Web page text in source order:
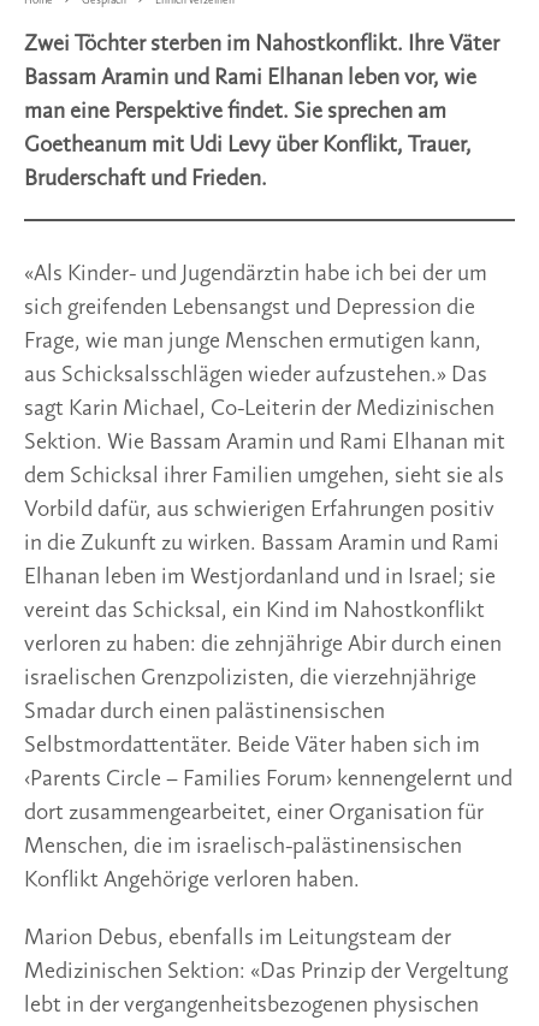
Zwei Töchter sterben im Nahostkonflikt. Ihre Väter
Bassam Aramin und Rami Elhanan leben vor, wie
man eine Perspektive findet. Sie sprechen am
Goetheanum mit Udi Levy über Konflikt, Trauer,
Bruderschaft und Frieden.
«Als Kinder- und Jugendärztin habe ich bei der um
sich greifenden Lebensangst und Depression die
Frage, wie man junge Menschen ermutigen kann,
aus Schicksalsschlägen wieder aufzustehen.» Das
sagt Karin Michael, Co-Leiterin der Medizinischen
Sektion. Wie Bassam Aramin und Rami Elhanan mit
dem Schicksal ihrer Familien umgehen, sieht sie als
Vorbild dafür, aus schwierigen Erfahrungen positiv
in die Zukunft zu wirken. Bassam Aramin und Rami
Elhanan leben im Westjordanland und in Israel; sie
vereint das Schicksal, ein Kind im Nahostkonflikt
verloren zu haben: die zehnjährige Abir durch einen
israelischen Grenzpolizisten, die vierzehnjährige
Smadar durch einen palästinensischen
Selbstmordattentäter. Beide Väter haben sich im
‹Parents Circle – Families Forum› kennengelernt und
dort zusammengearbeitet, einer Organisation für
Menschen, die im israelisch-palästinensischen
Konflikt Angehörige verloren haben.
Marion Debus, ebenfalls im Leitungsteam der
Medizinischen Sektion: «Das Prinzip der Vergeltung
lebt in der vergangenheitsbezogenen physischen